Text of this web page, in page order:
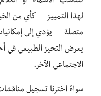
لهذا التمييز—كأي من
متصلة— يؤدي إلى
يعرض التحيز الطبيعي في
الاجتماعي الآخر.
سواءً اخترنا تسجيل